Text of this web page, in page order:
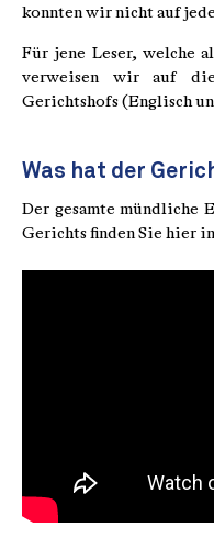
konnten wir nicht auf
Für jene Leser, welche
verweisen wir auf
Gerichtshofs (Englisch
Was hat der
Der gesamte mündliche
Gerichts finden Sie hier